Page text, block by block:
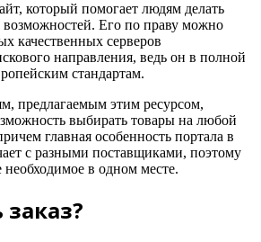
который помогает людям делать
возможностей. Его по праву можно
качественных серверов
направления, ведь он в полной
стандартам.
предлагаемым этим ресурсом,
выбирать товары на любой
главная особенность портала в
с разными поставщиками, поэтому
в одном месте.